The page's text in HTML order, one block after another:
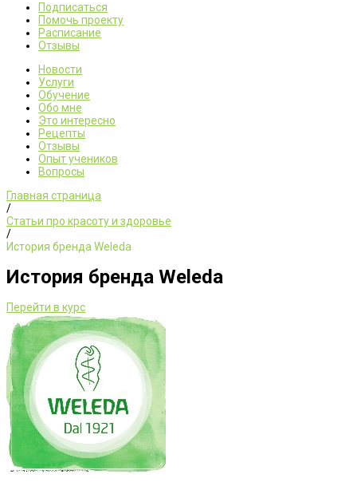
Подписаться
Помочь проекту
Расписание
Отзывы
Новости
Услуги
Обучение
Обо мне
Это интересно
Рецепты
Отзывы
Опыт учеников
Вопросы
Главная страница
/
Статьи про красоту и здоровье
/
История бренда Weleda
История бренда Weleda
Перейти в курс